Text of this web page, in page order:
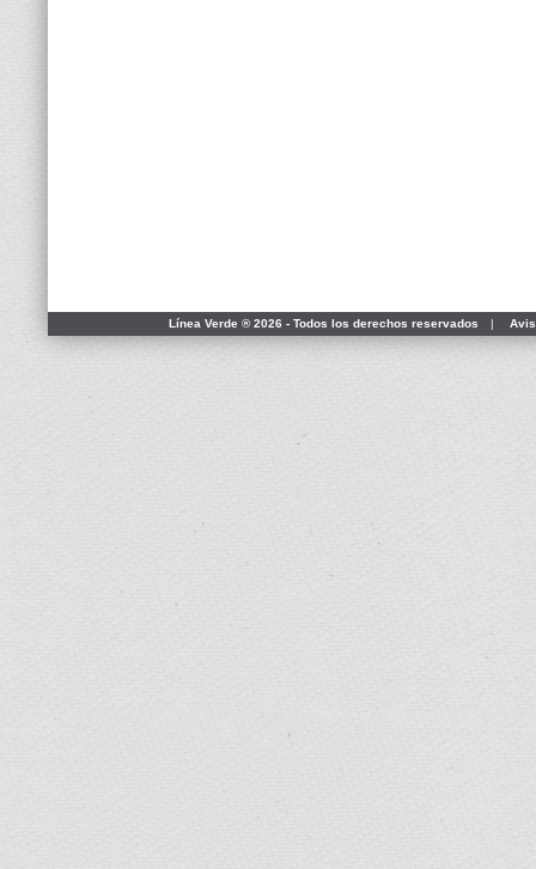
Línea Verde ® 2026 - Todos los derechos reservados |